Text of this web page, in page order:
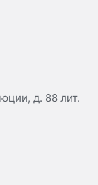
д. 88 лит.